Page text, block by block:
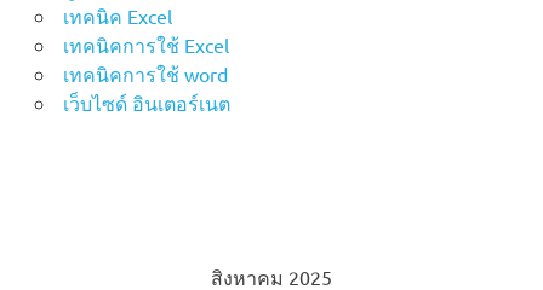
เทคนิค Excel
เทคนิคการใช้ Excel
เทคนิคการใช้ word
เว็บไซด์ อินเตอร์เนต
สิงหาคม 2025